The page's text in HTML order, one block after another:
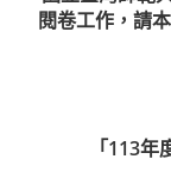
閱卷工作，請
「113